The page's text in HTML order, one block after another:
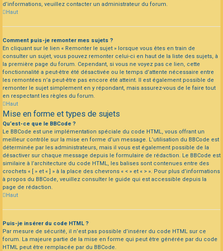
d’informations, veuillez contacter un administrateur du forum.
Haut
Comment puis-je remonter mes sujets ?
En cliquant sur le lien « Remonter le sujet » lorsque vous êtes en train de
consulter un sujet, vous pouvez remonter celui-ci en haut de la liste des sujets, à
la première page du forum. Cependant, si vous ne voyez pas ce lien, cette
fonctionnalité a peut-être été désactivée ou le temps d’attente nécessaire entre
les remontées n’a peut-être pas encore été atteint. Il est également possible de
remonter le sujet simplement en y répondant, mais assurez-vous de le faire tout
en respectant les règles du forum.
Haut
Mise en forme et types de sujets
Qu’est-ce que le BBCode ?
Le BBCode est une implémentation spéciale du code HTML, vous offrant un
meilleur contrôle sur la mise en forme d’un message. L’utilisation du BBCode est
déterminée par les administrateurs, mais il vous est également possible de la
désactiver sur chaque message depuis le formulaire de rédaction. Le BBCode est
similaire à l’architecture du code HTML, les balises sont contenues entre des
crochets « [ » et « ] » à la place des chevrons « < » et « > ». Pour plus d’informations
à propos du BBCode, veuillez consulter le guide qui est accessible depuis la
page de rédaction.
Haut
Puis-je insérer du code HTML ?
Par mesure de sécurité, il n’est pas possible d’insérer du code HTML sur ce
forum. La majeure partie de la mise en forme qui peut être générée par du code
HTML peut être remplacée par du BBCode.